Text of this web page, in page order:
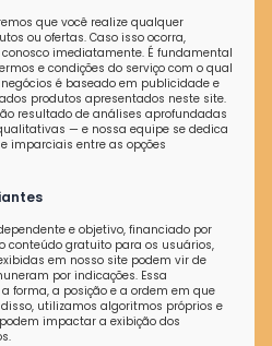
que você realize qualquer
ou ofertas. Caso isso ocorra,
imediatamente. É fundamental
e condições do serviço com o qual
é baseado em publicidade e
produtos apresentados neste site.
resultado de análises aprofundadas
— e nossa equipe se dedica
imparciais entre as opções
e objetivo, financiado por
conteúdo gratuito para os usuários,
em nosso site podem vir de
por indicações. Essa
forma, a posição e a ordem em que
utilizamos algoritmos próprios e
impactar a exibição dos